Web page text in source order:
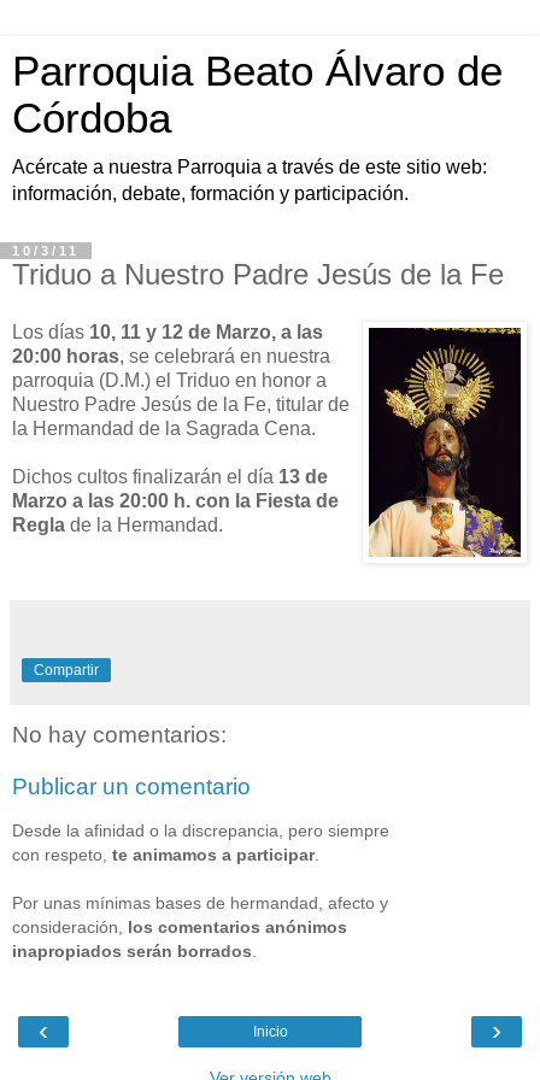
Parroquia Beato Álvaro de
Córdoba
Acércate a nuestra Parroquia a través de este sitio web:
información, debate, formación y participación.
10/3/11
Triduo a Nuestro Padre Jesús de la Fe
Los días 10, 11 y 12 de Marzo, a las
20:00 horas, se celebrará en nuestra
parroquia (D.M.) el Triduo en honor a
Nuestro Padre Jesús de la Fe, titular de
la Hermandad de la Sagrada Cena.
Dichos cultos finalizarán el día 13 de
Marzo a las 20:00 h. con la Fiesta de
Regla de la Hermandad.
Compartir
No hay comentarios:
Publicar un comentario
Desde la afinidad o la discrepancia, pero siempre
con respeto, te animamos a participar.
Por unas mínimas bases de hermandad, afecto y
consideración, los comentarios anónimos
inapropiados serán borrados
‹ ›
Inicio